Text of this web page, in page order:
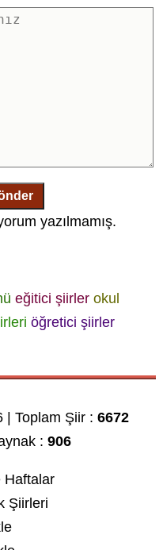
yazılmamış.
eğitici şiirler okul
öğretici şiirler
| Toplam Şiir :6672
:906
Haftalar
Şiirleri